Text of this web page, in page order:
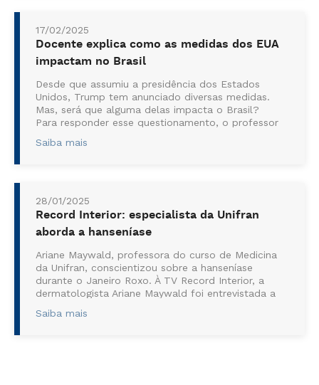
17/02/2025
Docente explica como as medidas dos EUA
impactam no Brasil
Desde que assumiu a presidência dos Estados
Unidos, Trump tem anunciado diversas medidas.
Mas, será que alguma delas impacta o Brasil?
Para responder esse questionamento, o professor
uma entrevista à ...
Saiba mais
28/01/2025
Record Interior: especialista da Unifran
aborda a hanseníase
Ariane Maywald, professora do curso de Medicina
da Unifran, conscientizou sobre a hanseníase
durante o Janeiro Roxo. À TV Record Interior, a
dermatologista Ariane Maywald foi entrevistada a
voltada para conscientizar a população so...
Saiba mais